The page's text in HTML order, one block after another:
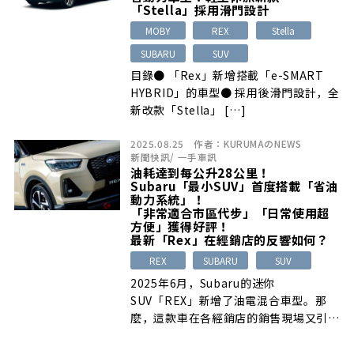
「Stella」採用滑門設計
MOBY REX
Stella
SUBARU
SUV
目錄● 「Rex」新增搭載「e-SMART
HYBRID」的車型● 採用後滑門設計，全
新改款「Stella」 […]
2025.08.25 作者： KURUMAのNEWS
新聞快訊/ 一手車訊
油耗達到每公升28公里！
Subaru「最小SUV」首度搭載「省油
動力系統」！
「非常適合市區代步」「日常使用超
方便」獲得好評！
最新「Rex」在經銷店的反響如何？
REX SUBARU SUV
2025年6月，Subaru的迷你
SUV「REX」新增了油電混合車型。那
麼，這款車在各經銷店的銷售現場又引起